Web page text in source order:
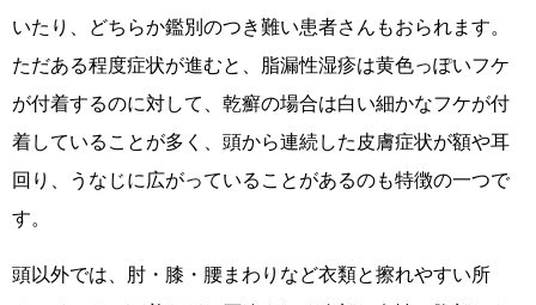
いたり、どちらか鑑別のつき難い患者さんもおられます。
ただある程度症状が進むと、脂漏性湿疹は黄色っぽいフケ
が付着するのに対して、乾癬の場合は白い細かなフケが付
着していることが多く、頭から連続した皮膚症状が額や耳
回り、うなじに広がっていることがあるのも特徴の一つで
す。
頭以外では、肘・膝・腰まわりなど衣類と擦れやすい所